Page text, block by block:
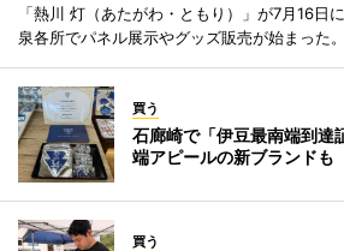
「熱川 灯（あたがわ・ともり）」が7月16日
泉各所でパネル展示やグッズ販売が始まった。
買う
石廊崎で「伊豆最南端到
端アピールの新ブランドも
買う